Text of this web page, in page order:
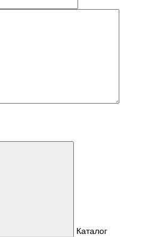
Каталог